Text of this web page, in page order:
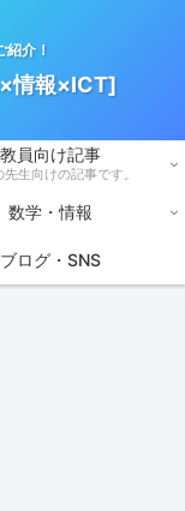
介！
情報×ICT]
教員向け記事
生向けの記事です。
数学・情報
ブログ・SNS